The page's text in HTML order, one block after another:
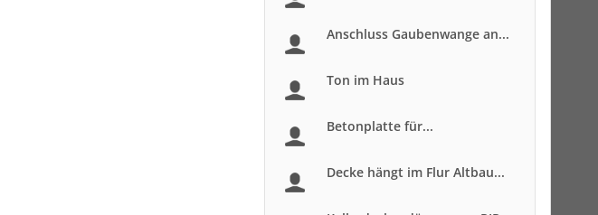
Anschluss Gaubenwange an...
Ton im Haus
Betonplatte für...
Decke hängt im Flur Altbau...